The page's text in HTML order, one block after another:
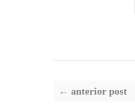
← anterior post